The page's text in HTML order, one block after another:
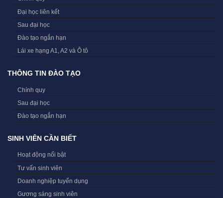
Đại học liên kết
Sau đại học
Đào tạo ngắn hạn
Lái xe hạng A1, A2 và Ô tô
THÔNG TIN ĐÀO TẠO
Chính quy
Sau đại học
Đào tạo ngắn hạn
SINH VIÊN CẦN BIẾT
Hoạt động nổi bật
Tư vấn sinh viên
Doanh nghiệp tuyển dụng
Gương sáng sinh viên